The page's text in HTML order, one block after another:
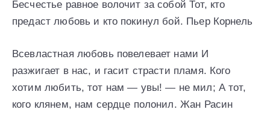
Бесчестье равное волочит за собой Тот, кто
предаст любовь и кто покинул бой. Пьер Корнель
Всевластная любовь повелевает нами И
разжигает в нас, и гасит страсти пламя. Кого
хотим любить, тот нам — увы! — не мил; А тот,
кого клянем, нам сердце полонил. Жан Расин